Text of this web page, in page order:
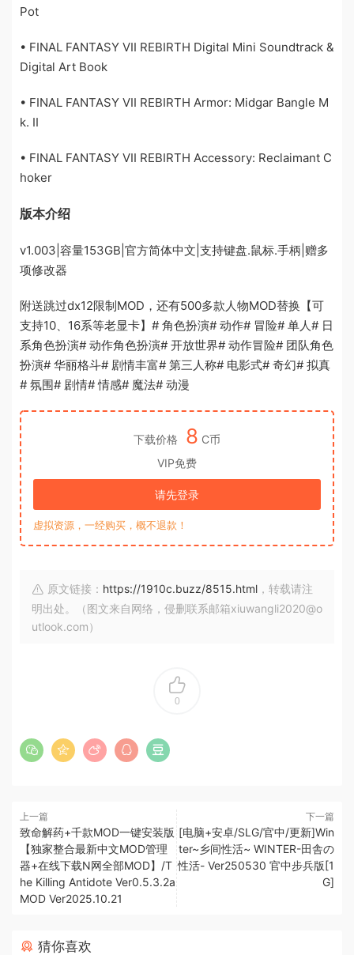
Pot
• FINAL FANTASY VII REBIRTH Digital Mini Soundtrack &
Digital Art Book
• FINAL FANTASY VII REBIRTH Armor: Midgar Bangle M
k. II
• FINAL FANTASY VII REBIRTH Accessory: Reclaimant C
hoker
版本介绍
v1.003|容量153GB|官方简体中文|支持键盘.鼠标.手柄|赠多
项修改器
附送跳过dx12限制MOD，还有500多款人物MOD替换【可
支持10、16系等老显卡】# 角色扮演# 动作# 冒险# 单人# 日
系角色扮演# 动作角色扮演# 开放世界# 动作冒险# 团队角色
扮演# 华丽格斗# 剧情丰富# 第三人称# 电影式# 奇幻# 拟真
# 氛围# 剧情# 情感# 魔法# 动漫
下载价格 8 C币
VIP免费
请先登录
虚拟资源，一经购买，概不退款！
原文链接： https://1910c.buzz/8515.html ，转载请注
明出处。（图文来自网络，侵删联系邮箱xiuwangli2020@o
utlook.com）
0
上一篇
致命解药+千款MOD一键安装版
【独家整合最新中文MOD管理
器+在线下载N网全部MOD】/T
he Killing Antidote Ver0.5.3.2a
MOD Ver2025.10.21
下一篇
[电脑+安卓/SLG/官中/更新]Win
ter~乡间性活~ WINTER-田舎の
性活- Ver250530 官中步兵版[1
G]
猜你喜欢